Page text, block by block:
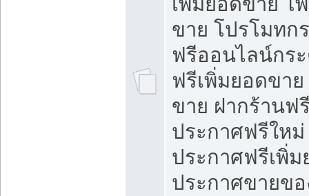
ขาย โปรโมทก
ฟรีออนไลน์กร
ฟรีเพิ่มยอดขา
ขาย ฝากร้านฟ
ประกาศฟรีใหม่
ประกาศฟรีเพิ่
ประกาศขายข